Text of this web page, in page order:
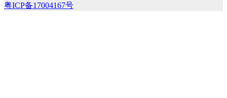
粤ICP备17004167号